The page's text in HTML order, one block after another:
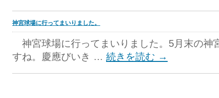
神宮球場に行ってまいりました。
神宮球場に行ってまいりました。5月末の神
すね。慶應びいき … 続きを読む →